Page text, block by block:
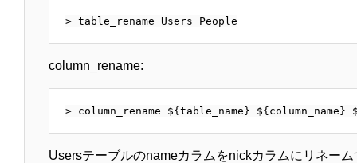
column_rename:
Usersテーブルのnameカラムをnickカラムにリネーム